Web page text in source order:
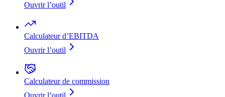
Ouvrir l’outil
Calculateur d’EBITDA
Ouvrir l’outil
Calculateur de commission